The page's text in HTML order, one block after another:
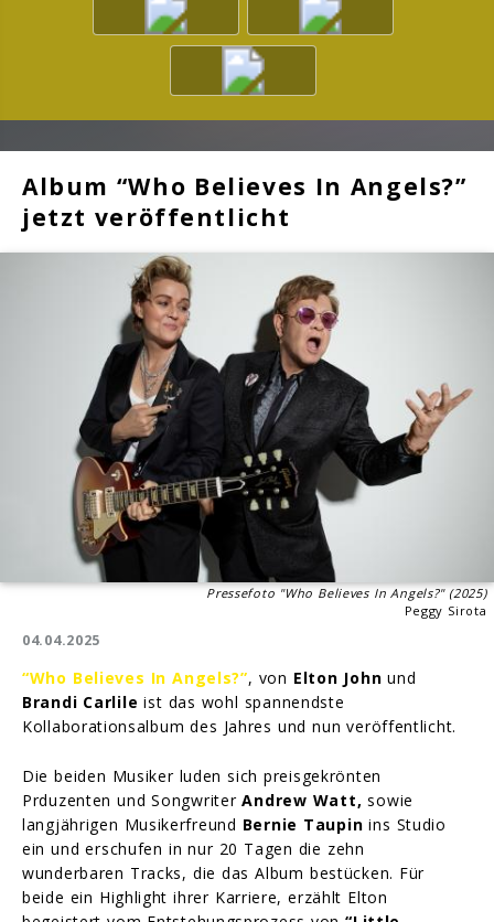
Album “Who Believes In Angels?”
jetzt veröffentlicht
Pressefoto "Who Believes In Angels?" (2025)
Peggy Sirota
04.04.2025
“Who Believes In Angels?”, von Elton John und
Brandi Carlile ist das wohl spannendste
Kollaborationsalbum des Jahres und nun veröffentlicht.
Die beiden Musiker luden sich preisgekrönten
Prduzenten und SongwriterAndrew Watt, sowie
langjährigen Musikerfreund Bernie Taupin ins Studio
ein und erschufen in nur 20 Tagen die zehn
wunderbaren Tracks, die das Album bestücken. Für
beide ein Highlight ihrer Karriere, erzählt Elton